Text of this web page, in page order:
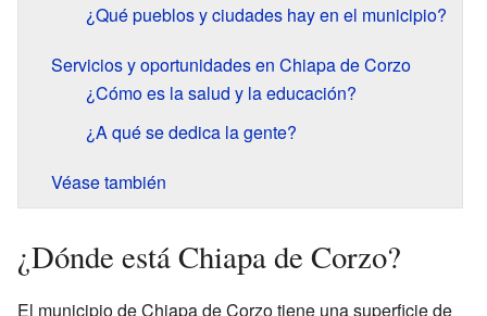
¿Qué pueblos y ciudades hay en el municipio?
Servicios y oportunidades en Chiapa de Corzo
¿Cómo es la salud y la educación?
¿A qué se dedica la gente?
Véase también
¿Dónde está Chiapa de Corzo?
El municipio de Chiapa de Corzo tiene una superficie de